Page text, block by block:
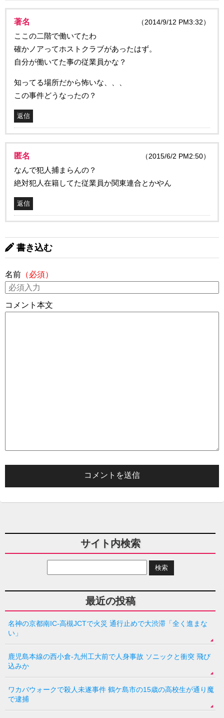
著名 （2014/9/12 PM3:32）
ここの二階で働いてたわ
確かノアってホストクラブがあったはず。
自分が働いてた事の従業員かな？
知ってる場所だから怖いな、、、
この事件どうなったの？
返信
匿名 （2015/6/2 PM2:50）
なんで犯人捕まらんの？
絶対犯人在籍してた従業員か関東連合とかやん
返信
書き込む
名前 （必須）
コメント本文
サイト内検索
最近の投稿
名神の京都南IC-高槻JCTで火災 通行止めで大渋滞「全く進まな
い」
鹿児島本線の西小倉-九州工大前で人身事故 ソニックと衝突 飛び
込みか
ワカバウォークで殺人未遂事件 鶴ケ島市の15歳の高校生が通り魔
で逮捕